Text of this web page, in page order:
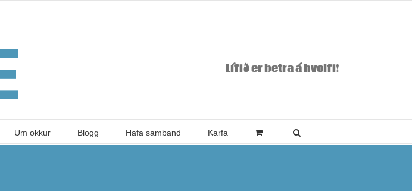
Lífið er betra á hvolfi!
Um okkur Blogg Hafa samband Karfa